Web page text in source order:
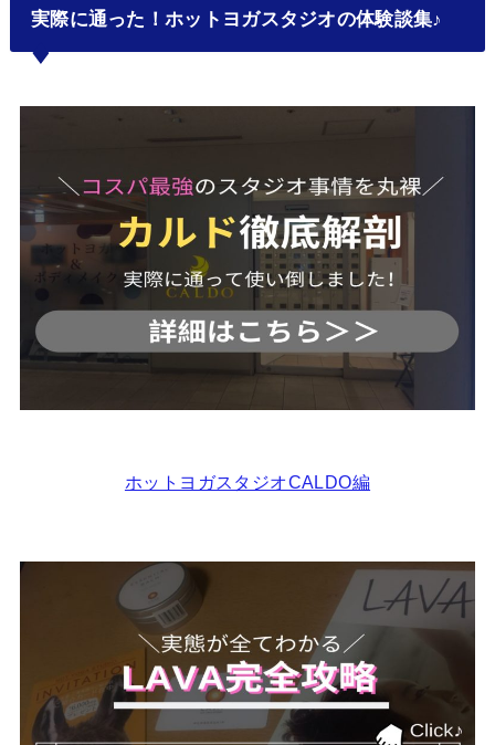
実際に通った！ホットヨガスタジオの体験談集♪
ホットヨガスタジオCALDO編